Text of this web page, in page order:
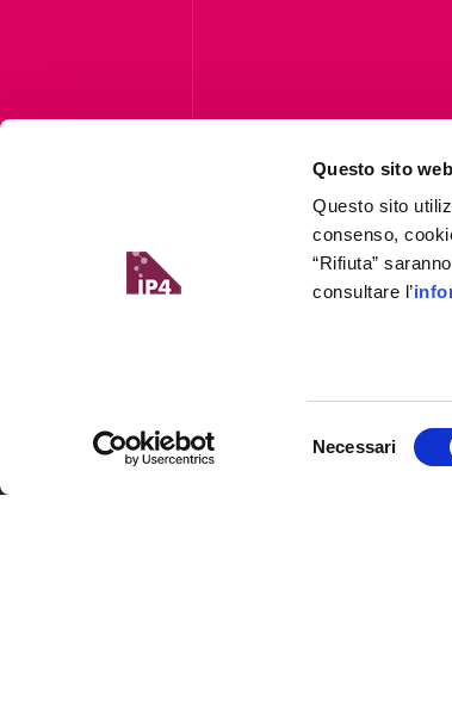
Questo sito
Questo sito
consenso,
“Rifiuta”
consultare l’
Necessari
Il Digital Innovation Hub del
partner della rete europea
Il progetto è un asset